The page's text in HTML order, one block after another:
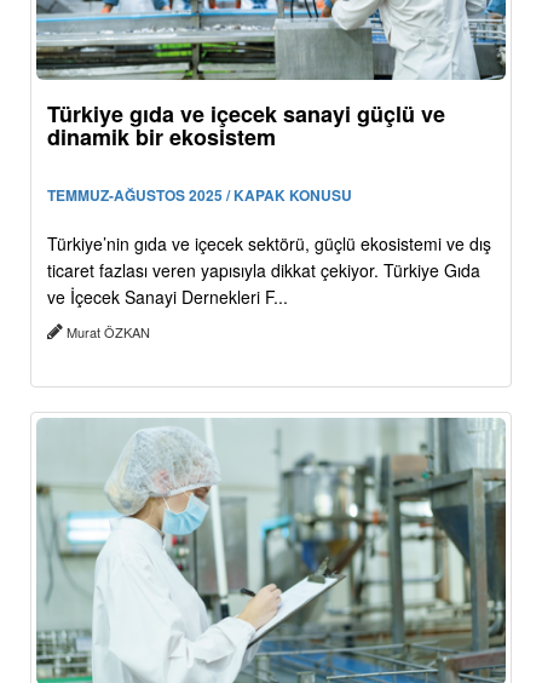
Türkiye gıda ve içecek sanayi güçlü ve
dinamik bir ekosistem
TEMMUZ-AĞUSTOS 2025 / KAPAK KONUSU
Türkiye’nin gıda ve içecek sektörü, güçlü ekosistemi ve dış
ticaret fazlası veren yapısıyla dikkat çekiyor. Türkiye Gıda
ve İçecek Sanayi Dernekleri F...
Murat ÖZKAN